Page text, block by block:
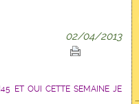
02/04/2013
ET OUI CETTE SEMAINE JE